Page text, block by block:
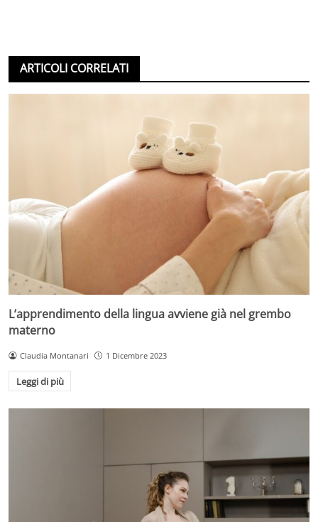
ARTICOLI CORRELATI
L’apprendimento della lingua avviene già nel grembo
materno
Claudia Montanari 1 Dicembre 2023
Leggi di più